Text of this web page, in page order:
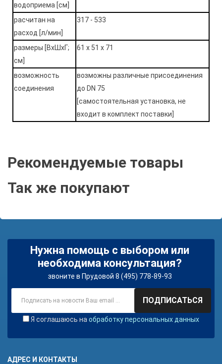
водоприема [см]
расчитан на
расход [л/мин]
317 - 533
размеры [ВхШхГ;
см]
61 х 51 х 71
возможность
соединения
возможны различные присоединения
до DN 75
[самостоятельная установка, не
входит в комплект поставки]
Рекомендуемые товары
Так же покупают
Нужна помощь с выбором или
необходима консультация?
звоните в Прудовой 8 (495) 778-89-93
ПОДПИСАТЬСЯ
Я соглашаюсь на обработку персональных данных
АДРЕС И КОНТАКТЫ